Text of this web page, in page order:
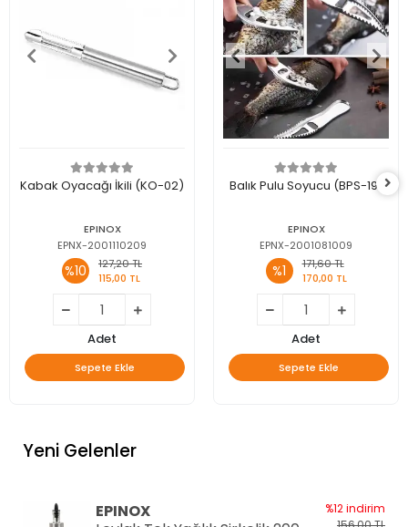
Kabak Oyacağı İkili (KO-02)
EPINOX
EPNX-2001110209
%10
127,20 TL
115,00 TL
Adet
Sepete Ekle
Balık Pulu Soyucu (BPS-19)
EPINOX
EPNX-2001081009
%1
171,60 TL
170,00 TL
Adet
Sepete Ekle
Yeni Gelenler
EPINOX
%12 indirim